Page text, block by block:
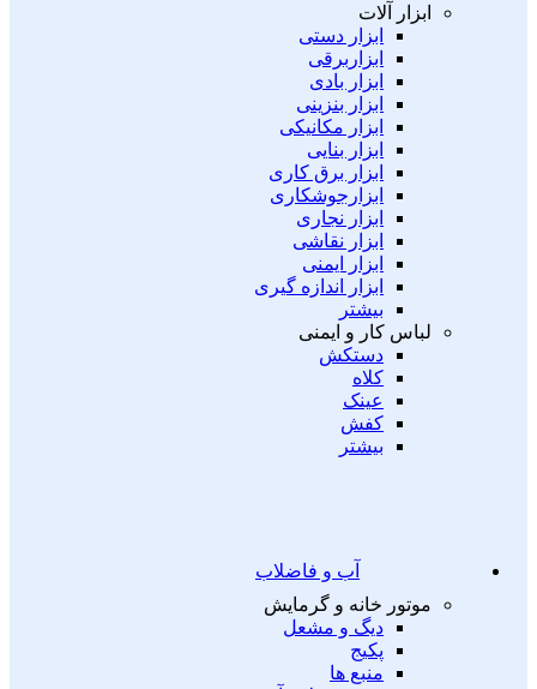
ابزار آلات
ابزار دستی
ابزاربرقی
ابزار بادی
ابزار بنزینی
ابزار مکانیکی
ابزار بنایی
ابزار برق کاری
ابزارجوشکاری
ابزار نجاری
ابزار نقاشی
ابزار ایمنی
ابزار اندازه گیری
بیشتر
لباس کار و ایمنی
دستکش
کلاه
عینک
کفش
بیشتر
آب و فاضلاب
موتور خانه و گرمایش
دیگ و مشعل
پکیج
منبع ها